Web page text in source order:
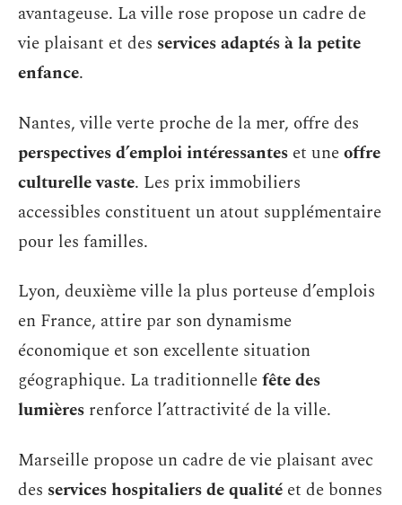
avantageuse. La ville rose propose un cadre de
vie plaisant et des services adaptés à la petite
enfance.
Nantes, ville verte proche de la mer, offre des
perspectives d’emploi intéressantes et uneoffre
culturelle vaste. Les prix immobiliers
accessibles constituent un atout supplémentaire
pour les familles.
Lyon, deuxième ville la plus porteuse d’emplois
en France, attire par son dynamisme
économique et son excellente situation
géographique. La traditionnellefête des
lumières renforce l’attractivité de la ville.
Marseille propose un cadre de vie plaisant avec
des services hospitaliers de qualité et de bonnes